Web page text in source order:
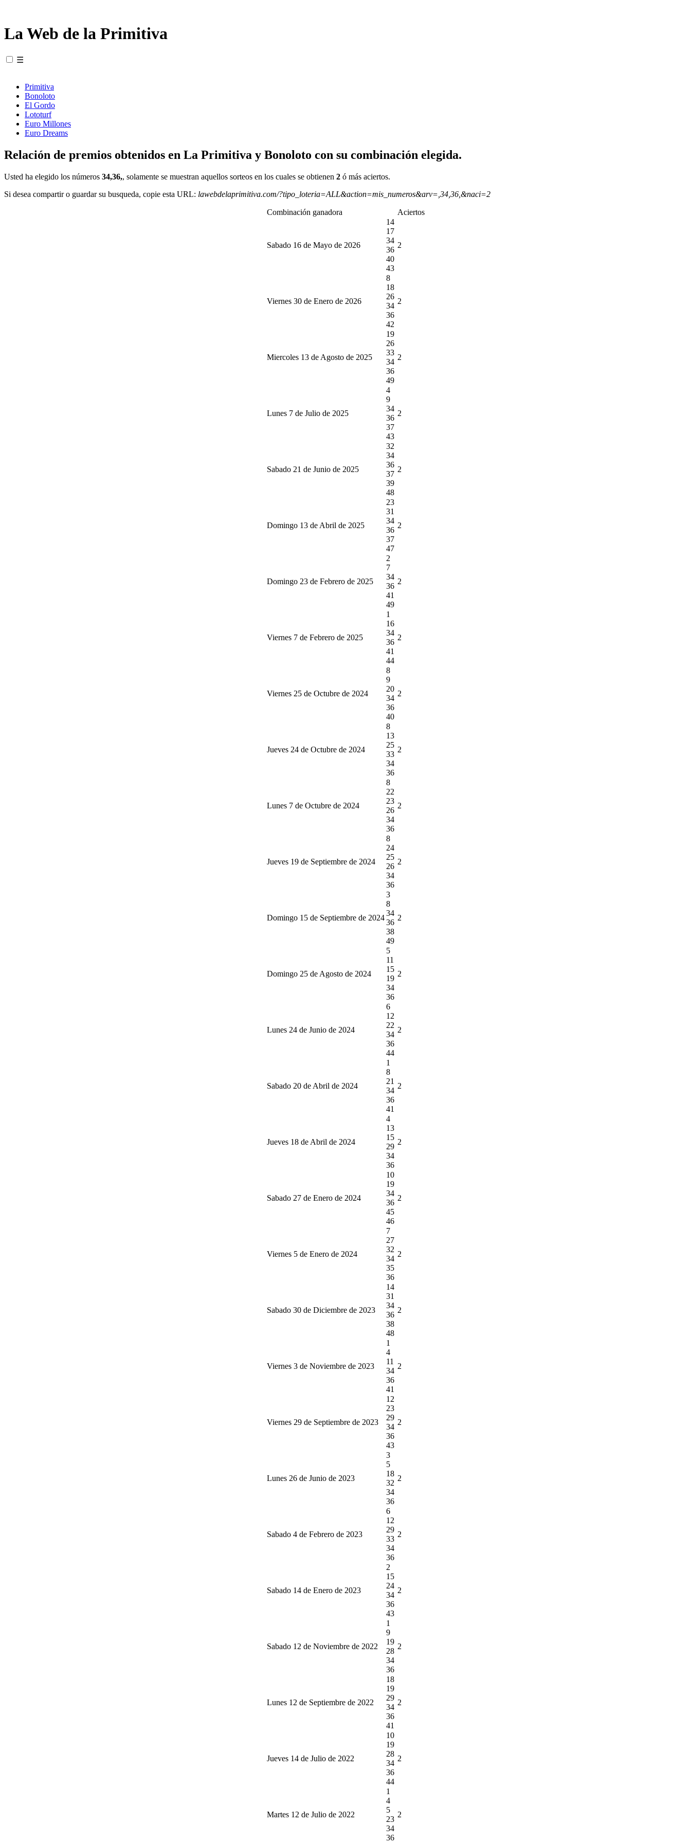
La Web de la Primitiva
☰
Primitiva
Bonoloto
El Gordo
Lototurf
Euro Millones
Euro Dreams
Relación de premios obtenidos en La Primitiva y Bonoloto con su combinación elegida.
Usted ha elegido los números 34,36,, solamente se muestran aquellos sorteos en los cuales se obtienen 2 ó más aciertos.
Si desea compartir o guardar su busqueda, copie esta URL: lawebdelaprimitiva.com/?tipo_loteria=ALL&action=mis_numeros&arv=,34,36,&naci=2
Combinación ganadora Aciertos
Sabado 16 de Mayo de 2026
14
17
34
36
40
43
2
Viernes 30 de Enero de 2026
8
18
26
34
36
42
2
Miercoles 13 de Agosto de 2025
19
26
33
34
36
49
2
Lunes 7 de Julio de 2025
4
9
34
36
37
43
2
Sabado 21 de Junio de 2025
32
34
36
37
39
48
2
Domingo 13 de Abril de 2025
23
31
34
36
37
47
2
Domingo 23 de Febrero de 2025
2
7
34
36
41
49
2
Viernes 7 de Febrero de 2025
1
16
34
36
41
44
2
Viernes 25 de Octubre de 2024
8
9
20
34
36
40
2
Jueves 24 de Octubre de 2024
8
13
25
33
34
36
2
Lunes 7 de Octubre de 2024
8
22
23
26
34
36
2
Jueves 19 de Septiembre de 2024
8
24
25
26
34
36
2
Domingo 15 de Septiembre de 2024
3
8
34
36
38
49
2
Domingo 25 de Agosto de 2024
5
11
15
19
34
36
2
Lunes 24 de Junio de 2024
6
12
22
34
36
44
2
Sabado 20 de Abril de 2024
1
8
21
34
36
41
2
Jueves 18 de Abril de 2024
4
13
15
29
34
36
2
Sabado 27 de Enero de 2024
10
19
34
36
45
46
2
Viernes 5 de Enero de 2024
7
27
32
34
35
36
2
Sabado 30 de Diciembre de 2023
14
31
34
36
38
48
2
Viernes 3 de Noviembre de 2023
1
4
11
34
36
41
2
Viernes 29 de Septiembre de 2023
12
23
29
34
36
43
2
Lunes 26 de Junio de 2023
3
5
18
32
34
36
2
Sabado 4 de Febrero de 2023
6
12
29
33
34
36
2
Sabado 14 de Enero de 2023
2
15
24
34
36
43
2
Sabado 12 de Noviembre de 2022
1
9
19
28
34
36
2
Lunes 12 de Septiembre de 2022
18
19
29
34
36
41
2
Jueves 14 de Julio de 2022
10
19
28
34
36
44
2
Martes 12 de Julio de 2022
1
4
5
23
34
36
2